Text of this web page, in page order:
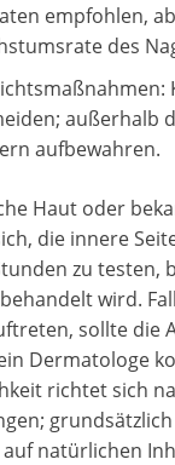
empfohlen,
des
außerhalb
aufbewahren.
Haut oder
die innere
zu testen,
wird.
sollte die
Dermatologe
richtet sich
natürlichen